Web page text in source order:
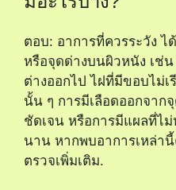
ตอบ: อาการที่ควรระวัง ไ
หรือจุดด่างบนผิวหนัง เช่
ต่างออกไป ไฝที่มีขอบไม่
นั้น ๆ การมีเลือดออกจาก
ชัดเจน หรือการมีแผลที่ไ
นาน หากพบอาการเหล่า
ตรวจเพิ่มเติม.